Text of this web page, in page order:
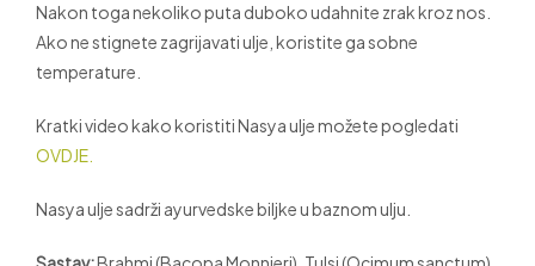
Nakon toga nekoliko puta duboko udahnite zrak kroz nos.
Ako ne stignete zagrijavati ulje, koristite ga sobne
temperature.
Kratki video kako koristiti Nasya ulje možete pogledati
OVDJE.
Nasya ulje sadrži ayurvedske biljke u baznom ulju.